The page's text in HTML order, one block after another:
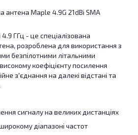
антена Maple 4.9G 21dBi SMA
ГГц - це спеціалізована
розроблена для використання з
безпілотними літальними
коефіцієнту посилення
з'єднання на далекі відстані та
сигналу на великих дистанціях
діапазоні частот